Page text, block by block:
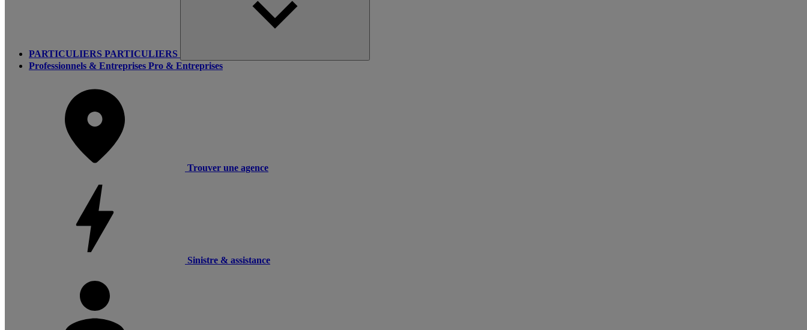
PARTICULIERS PARTICULIERS
Professionnels & Entreprises Pro & Entreprises
Trouver une agence
Sinistre & assistance